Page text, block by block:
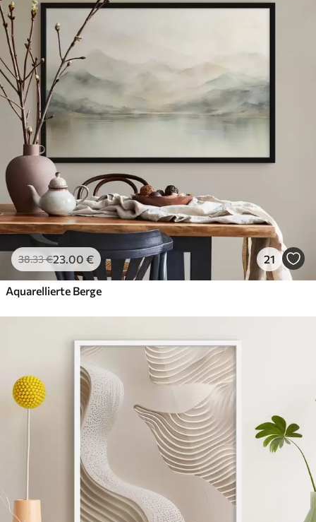
38.33€23.00 € 21
Aquarellierte Berge